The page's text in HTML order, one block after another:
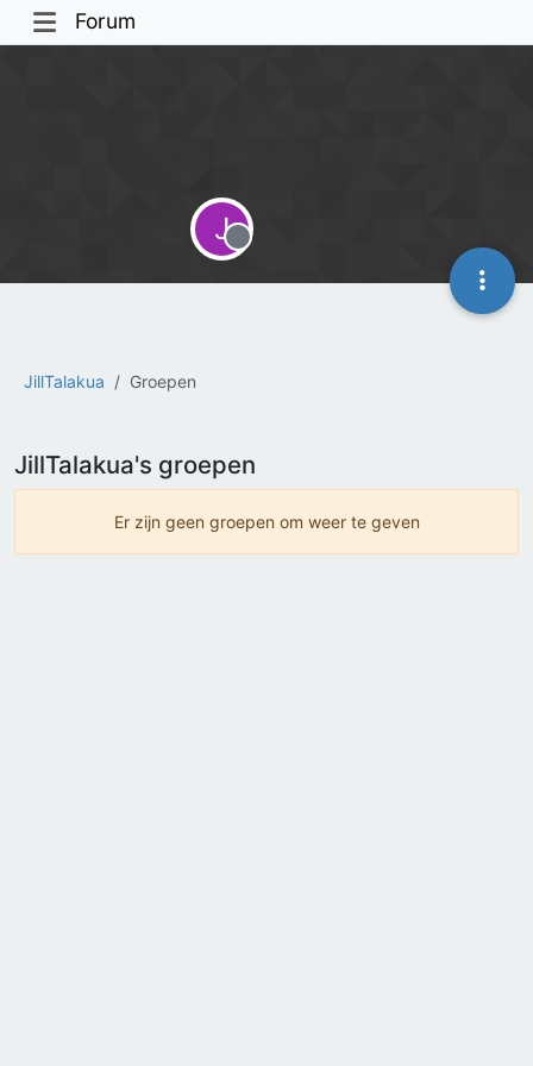
Forum
JillTalakua Groepen
J
Offline
JillTalakua's groepen
Er zijn geen groepen om weer te geven